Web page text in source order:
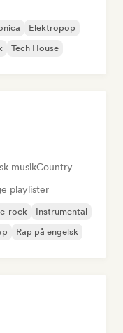
Elektropop
Tech House
musikCountry
playlister
rock
Instrumental
Rap på engelsk